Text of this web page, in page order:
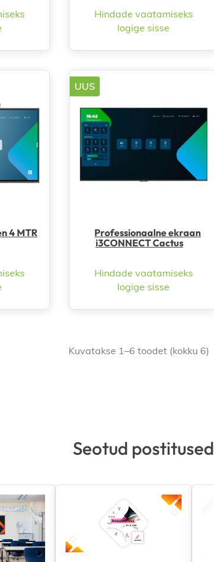
Hindade vaatamiseks
logige sisse
4 MTR
Professionaalne ekraan
i3CONNECT Cactus
Hindade vaatamiseks
logige sisse
UUS
Kuvatakse 1–6 toodet (kokku 6)
Seotud postitused